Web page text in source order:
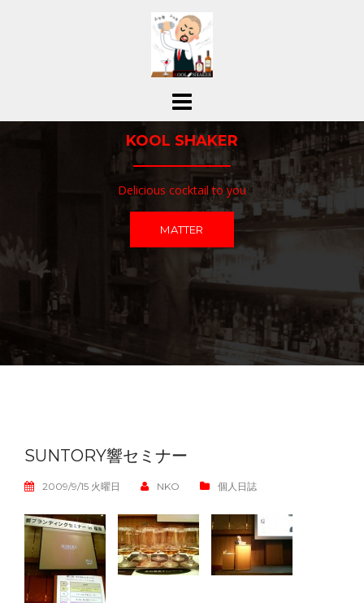
ス
KOOL SHAKER
Delicious cocktail to you
MATTER
SUNTORY響セミナー
2009/9/15 火曜日 NKO 個人日誌